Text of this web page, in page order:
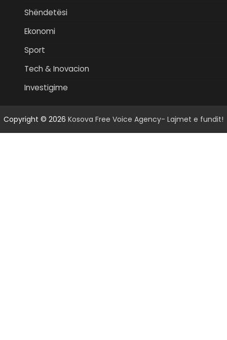
Shëndetësi
Ekonomi
Sport
Tech & Inovacion
Investigime